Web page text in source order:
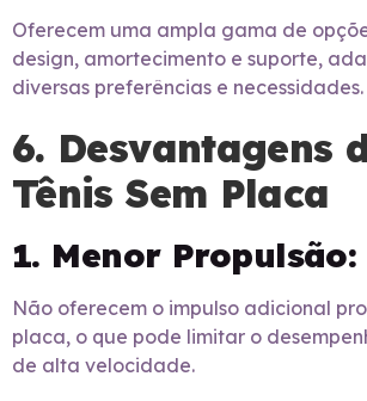
Oferecem uma ampla gama de
design, amortecimento e suporte,
diversas preferências e necessidades.
6. Desvantagens
Tênis Sem Placa
1. Menor Propulsão:
Não oferecem o impulso adicional
placa, o que pode limitar o
de alta velocidade.